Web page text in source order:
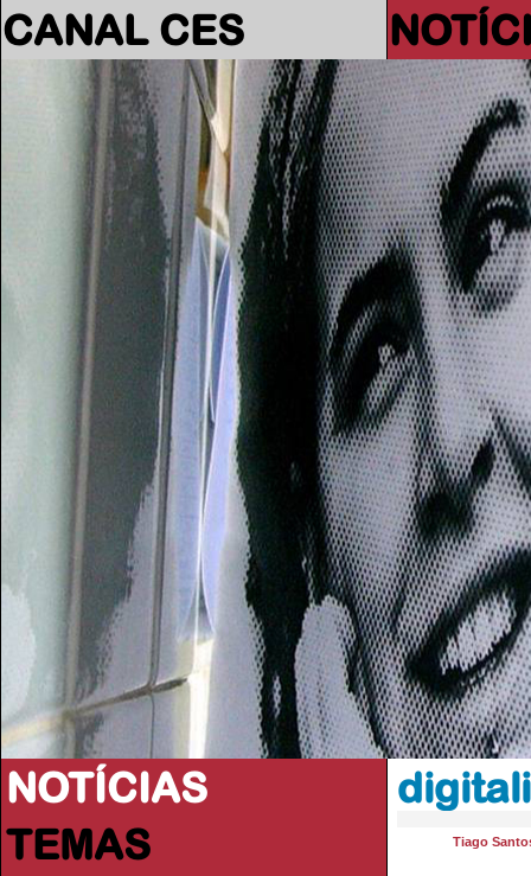
CANAL CES
NOTÍCIAS
TEMAS
Tiago